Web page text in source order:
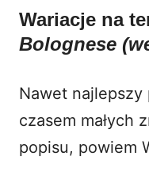
Wariacje na
Bolognese
Nawet
czasem małych
popisu, powiem